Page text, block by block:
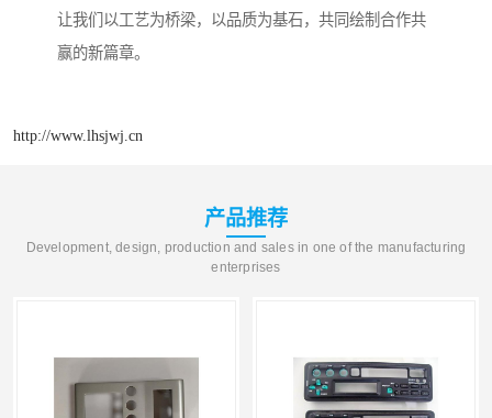
让我们以工艺为桥梁，以品质为基石，共同绘制合作共
赢的新篇章。
http://www.lhsjwj.cn
产品推荐
Development, design, production and sales in one of the manufacturing
enterprises